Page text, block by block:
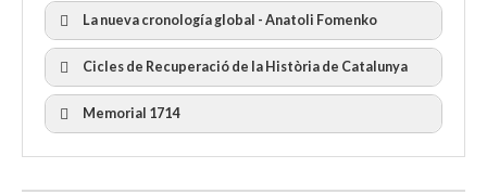
300 Historiadors denuncien al “Gobierno Español” per la
censura
La nueva cronología global - Anatoli Fomenko
Cicles de Recuperació de la Història de Catalunya
I Cicle Història i Censura
II Cicle Història i Censura
Memorial 1714